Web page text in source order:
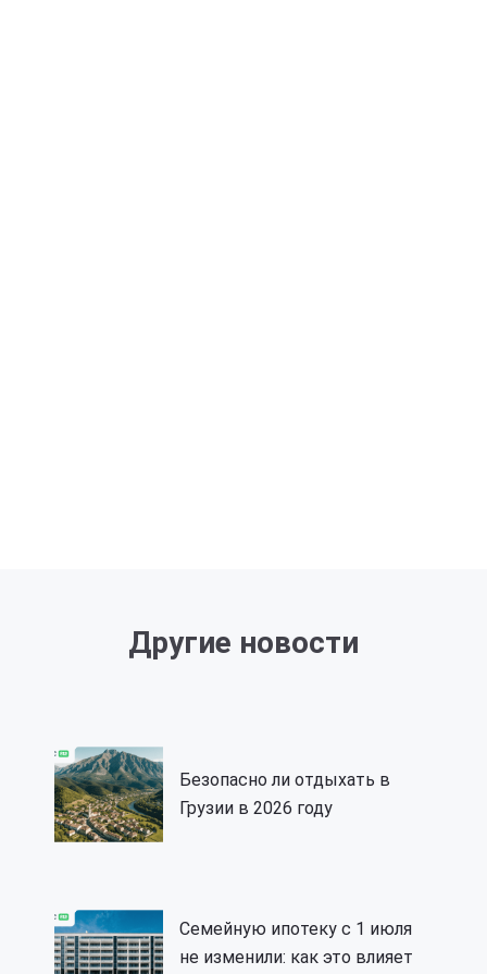
Другие новости
Безопасно ли отдыхать в
Грузии в 2026 году
Семейную ипотеку с 1 июля
не изменили: как это влияет